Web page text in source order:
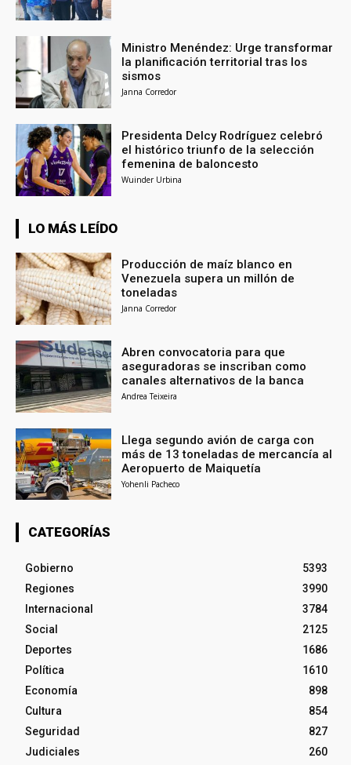
Ministro Menéndez: Urge transformar
la planificación territorial tras los
sismos
Janna Corredor
Presidenta Delcy Rodríguez celebró
el histórico triunfo de la selección
femenina de baloncesto
Wuinder Urbina
LO MÁS LEÍDO
Producción de maíz blanco en
Venezuela supera un millón de
toneladas
Janna Corredor
Abren convocatoria para que
aseguradoras se inscriban como
canales alternativos de la banca
Andrea Teixeira
Llega segundo avión de carga con
más de 13 toneladas de mercancía al
Aeropuerto de Maiquetía
Yohenli Pacheco
CATEGORÍAS
Gobierno
5393
Regiones
3990
Internacional
3784
Social
2125
Deportes
1686
Política
1610
Economía
898
Cultura
854
Seguridad
827
Judiciales
260